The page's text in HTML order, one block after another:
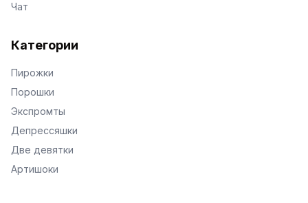
Чат
Категории
Пирожки
Порошки
Экспромты
Депрессяшки
Две девятки
Артишоки